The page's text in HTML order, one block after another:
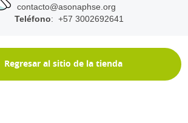
contacto@asonaphse.org
Teléfono: +57 3002692641
Regresar al sitio de la tienda